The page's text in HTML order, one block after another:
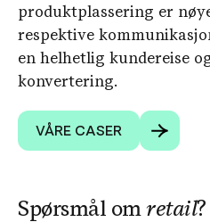
produktplassering er
respektive
en helhetlig kundereise
konvertering.
VÅRE CASER
Spørsmål omretail?